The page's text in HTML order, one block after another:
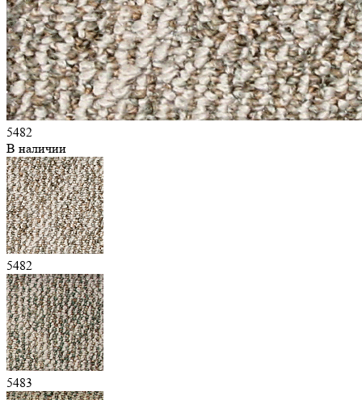
5482
В наличии
5482
5483